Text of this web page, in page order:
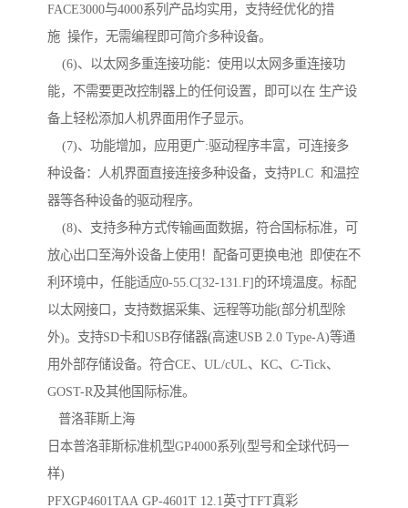
FACE3000与4000系列产品均实用，支持经优化的措
施 操作，无需编程即可简介多种设备。
(6)、以太网多重连接功能：使用以太网多重连接功
能，不需要更改控制器上的任何设置，即可以在 生产设
备上轻松添加人机界面用作子显示。
(7)、功能增加，应用更广:驱动程序丰富，可连接多
种设备：人机界面直接连接多种设备，支持PLC 和温控
器等各种设备的驱动程序。
(8)、支持多种方式传输画面数据，符合国标标准，可
放心出口至海外设备上使用！配备可更换电池 即使在不
利环境中，任能适应0-55.C[32-131.F]的环境温度。标配
以太网接口，支持数据采集、远程等功能(部分机型除
外)。支持SD卡和USB存储器(高速USB 2.0 Type-A)等通
用外部存储设备。符合CE、UL/cUL、KC、C-Tick、
GOST-R及其他国际标准。
普洛菲斯上海
日本普洛菲斯标准机型GP4000系列(型号和全球代码一
样)
PFXGP4601TAA GP-4601T 12.1英寸TFT真彩